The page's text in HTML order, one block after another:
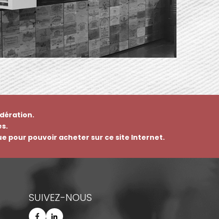
pour pouvoir acheter sur ce site Internet.
SUIVEZ-NOUS